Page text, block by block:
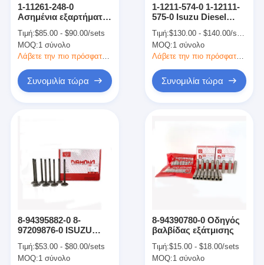
Εμφάνιση VR
για εμάς
1-11261-248-0
Ασημένια εξαρτήματα
Εφοδιασμός
κυλίνδρου κινητήρα
για 6BG1-4 EX200-6
Τιμή:$85.00 - $90.00/sets
MOQ:1 σύνολο
Λάβετε την πιο πρόσφατη τιμή
Συνομιλία τώρα
1-1211-574-0 1-12111-
575-0 Isuzu Diesel
με δαχτυλίδι για 6BG1
EX200-6
Τιμή:$130.00 - $140.00/sets
MOQ:1 σύνολο
Λάβετε την πιο πρόσφατη τιμή
Συνομιλία τώρα
8-94395882-0 8-
97209876-0 ISUZU
Ατμοσφαιρική
βαλβίδα κινητήρα για
Τιμή:$53.00 - $80.00/sets
MOQ:1 σύνολο
8-94390780-0 Οδηγός
βαλβίδας εξάτμισης
Τιμή:$15.00 - $18.00/sets
MOQ:1 σύνολο